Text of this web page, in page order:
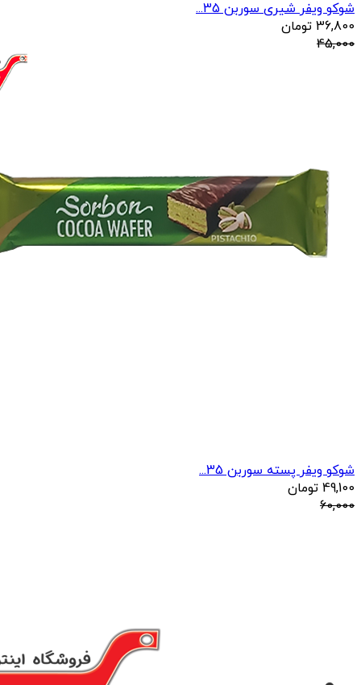
شوکو ویفر شیری سوربن 35...
36,800 تومان
45,000
شوکو ویفر پسته سوربن 35...
49,100 تومان
60,000